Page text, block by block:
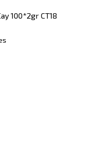
100*2gr CT18